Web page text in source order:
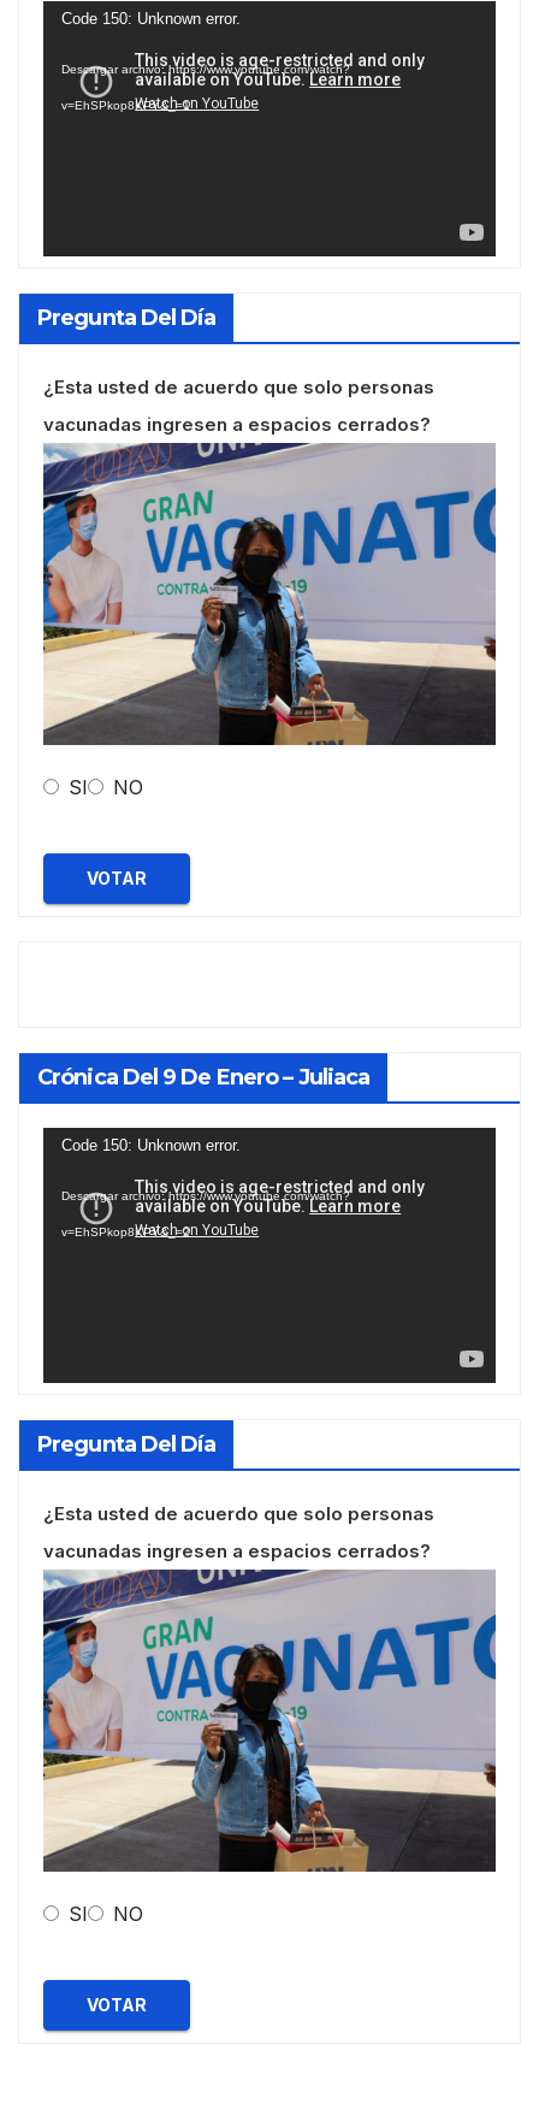
Reproductor
vídeo
Code 150: Unknown error.
Descargar archivo: https://www.youtube.com/watch?
v=EhSPkop8KPY&_=1
Pregunta Del Día
¿Esta usted de acuerdo que solo personas
vacunadas ingresen a espacios cerrados?
SI NO
VOTAR
Crónica Del 9 De Enero – Juliaca
Reproductor
vídeo
Code 150: Unknown error.
Descargar archivo: https://www.youtube.com/watch?
v=EhSPkop8KPY&_=2
Pregunta Del Día
¿Esta usted de acuerdo que solo personas
vacunadas ingresen a espacios cerrados?
SI NO
VOTAR